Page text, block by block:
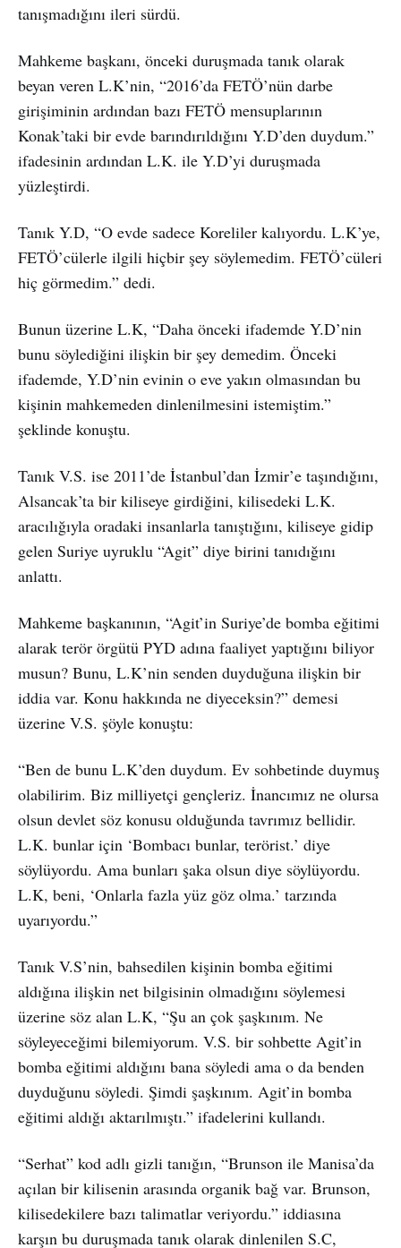
tanışmadığını ileri sürdü.
Mahkeme başkanı, önceki duruşmada tanık olarak
beyan veren L.K’nin, “2016’da FETÖ’nün darbe
girişiminin ardından bazı FETÖ mensuplarının
Konak’taki bir evde barındırıldığını Y.D’den duydum.”
ifadesinin ardından L.K. ile Y.D’yi duruşmada
yüzleştirdi.
Tanık Y.D, “O evde sadece Koreliler kalıyordu. L.K’ye,
FETÖ’cülerle ilgili hiçbir şey söylemedim. FETÖ’cüleri
hiç görmedim.” dedi.
Bunun üzerine L.K, “Daha önceki ifademde Y.D’nin
bunu söylediğini ilişkin bir şey demedim. Önceki
ifademde, Y.D’nin evinin o eve yakın olmasından bu
kişinin mahkemeden dinlenilmesini istemiştim.”
şeklinde konuştu.
Tanık V.S. ise 2011’de İstanbul’dan İzmir’e taşındığını,
Alsancak’ta bir kiliseye girdiğini, kilisedeki L.K.
aracılığıyla oradaki insanlarla tanıştığını, kiliseye gidip
gelen Suriye uyruklu “Agit” diye birini tanıdığını
anlattı.
Mahkeme başkanının, “Agit’in Suriye’de bomba eğitimi
alarak terör örgütü PYD adına faaliyet yaptığını biliyor
musun? Bunu, L.K’nin senden duyduğuna ilişkin bir
iddia var. Konu hakkında ne diyeceksin?” demesi
üzerine V.S. şöyle konuştu:
“Ben de bunu L.K’den duydum. Ev sohbetinde duymuş
olabilirim. Biz milliyetçi gençleriz. İnancımız ne olursa
olsun devlet söz konusu olduğunda tavrımız bellidir.
L.K. bunlar için ‘Bombacı bunlar, terörist.’ diye
söylüyordu. Ama bunları şaka olsun diye söylüyordu.
L.K, beni, ‘Onlarla fazla yüz göz olma.’ tarzında
uyarıyordu.”
Tanık V.S’nin, bahsedilen kişinin bomba eğitimi
aldığına ilişkin net bilgisinin olmadığını söylemesi
üzerine söz alan L.K, “Şu an çok şaşkınım. Ne
söyleyeceğimi bilemiyorum. V.S. bir sohbette Agit’in
bomba eğitimi aldığını bana söyledi ama o da benden
duyduğunu söyledi. Şimdi şaşkınım. Agit’in bomba
eğitimi aldığı aktarılmıştı.” ifadelerini kullandı.
“Serhat” kod adlı gizli tanığın, “Brunson ile Manisa’da
açılan bir kilisenin arasında organik bağ var. Brunson,
kilisedekilere bazı talimatlar veriyordu.” iddiasına
karşın bu duruşmada tanık olarak dinlenilen S.C,